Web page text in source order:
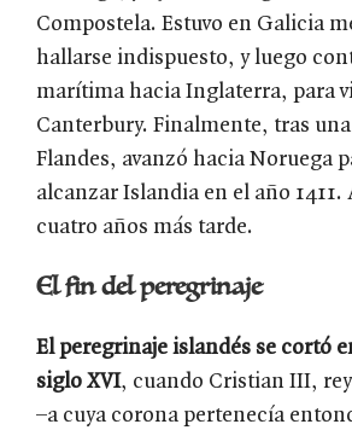
Compostela. Estuvo en Galicia
hallarse indispuesto, y luego
marítima hacia Inglaterra, para
Canterbury. Finalmente, tras una
Flandes, avanzó hacia Noruega
alcanzar Islandia en el año
cuatro años más tarde.
El fin del peregrinaje
El peregrinaje islandés se cortó
siglo XVI, cuando Cristian III,
–a cuya corona pertenecía